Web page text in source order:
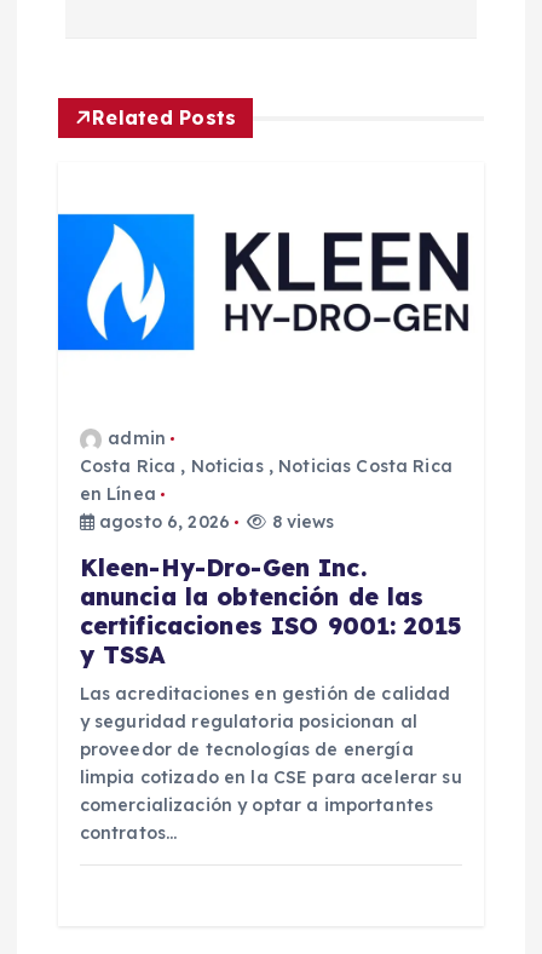
ó
n
d
Related Posts
admin
Costa Rica , Noticias, Noticias Costa Rica
en Línea
agosto 6, 2026
8 views
Kleen-Hy-Dro-Gen Inc.
anuncia la obtención de las
certificaciones ISO 9001: 2015
y TSSA
Las acreditaciones en gestión de calidad
y seguridad regulatoria posicionan al
proveedor de tecnologías de energía
limpia cotizado en la CSE para acelerar su
comercialización y optar a importantes
contratos…